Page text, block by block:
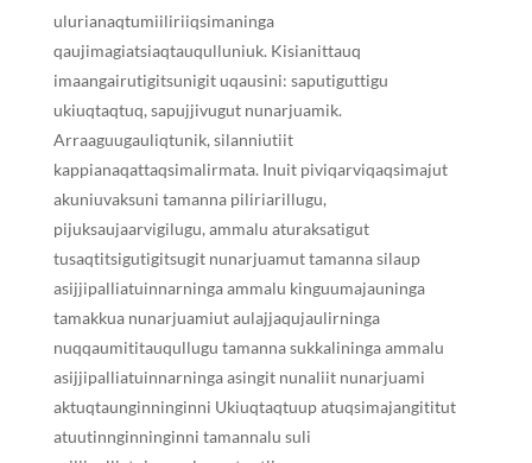
ulurianaqtumiiliriiqsimaninga
qaujimagiatsiaqtauqulluniuk. Kisianittauq
imaangairutigitsunigit uqausini: saputiguttigu
ukiuqtaqtuq, sapujjivugut nunarjuamik.
Arraaguugauliqtunik, silanniutiit
kappianaqattaqsimalirmata. Inuit piviqarviqaqsimajut
akuniuvaksuni tamanna piliriarillugu,
pijuksaujaarvigilugu, ammalu aturaksatigut
tusaqtitsigutigitsugit nunarjuamut tamanna silaup
asijjipalliatuinnarninga ammalu kinguumajauninga
tamakkua nunarjuamiut aulajjaqujaulirninga
nuqqaumititauqullugu tamanna sukkalininga ammalu
asijjipalliatuinnarninga asingit nunaliit nunarjuami
aktuqtaunginninginni Ukiuqtaqtuup atuqsimajangititut
atuutinnginninginni tamannalu suli